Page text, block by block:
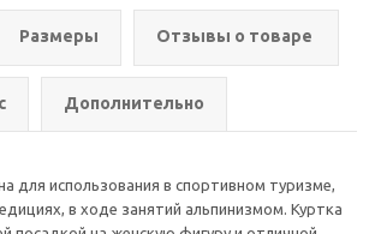
Размеры Отзывы о товаре
Дополнительно
для использования в спортивном туризме,
в ходе занятий альпинизмом. Куртка